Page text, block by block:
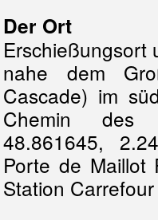
Der Ort
Erschießungsort
nahe dem
Cascade) im
Chemin des
48.861645,
Porte de Maillot
Station